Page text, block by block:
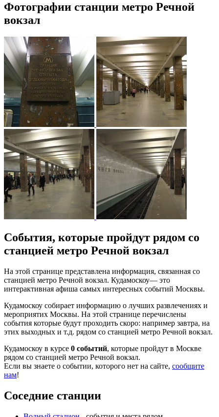
Фотографии станции метро Речной
вокзал
События, которые пройдут рядом со
станцией метро Речной вокзал
На этой странице представлена информация, связанная со
станцией метро Речной вокзал. Кудамоскоу— это
интерактивная афиша самых интересных событий Москвы.
Кудамоскоу собирает информацию о лучших развлечениях и
мероприятих Москвы. На этой странице перечислены
события которые будут проходить скоро: например завтра, на
этих выходных и т.д. рядом со станцией метро Речной вокзал.
Кудамоскоу в курсе 0 событий, которые пройдут в Москве
рядом со станцией метро Речной вокзал.
Если вы знаете о событии, которого нет на сайте, сообщите
нам!
Соседние станции